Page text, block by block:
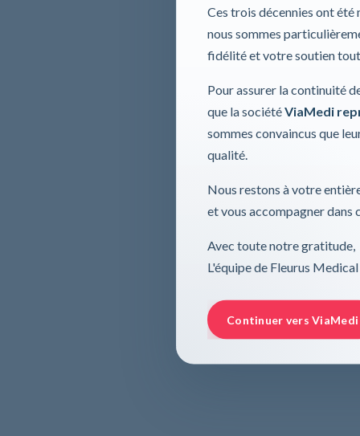
Ces trois décennies ont
nous sommes
fidélité et votre soutien
Pour assurer la continuité
que la sociétéViaMedi
sommes convaincus que
qualité.
Nous restons à votre
et vous accompagner dans
Avec toute notre gratitude,
L'équipe de Fleurus Medical
Continuer vers ViaMedi